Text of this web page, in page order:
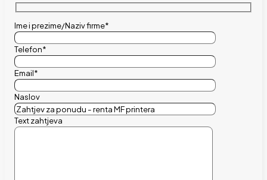
Ime i prezime/Naziv firme*
Telefon*
Email*
Naslov
Text zahtjeva